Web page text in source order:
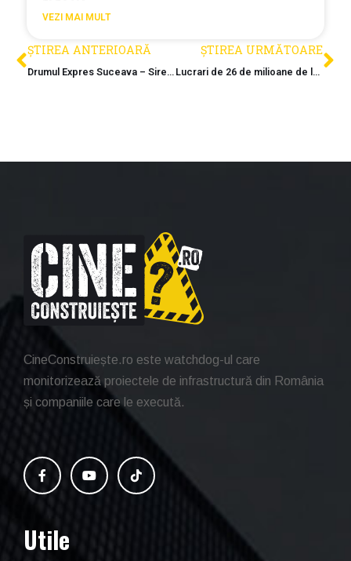
VEZI MAI MULT
ȘTIREA ANTERIOARĂ
Drumul Expres Suceava – Siret este deblocat complet. Cine a ramas castigator pe lotul 3?
ȘTIREA URMĂTOARE
Lucrari de 26 de milioane de lei autorizate pe segmentul CF Alesd – Frontiera Ungaria
CineConstruiește.ro este watchdog-ul care
monitorizează proiectele de infrastructură din România
și companiile care le execută.
Utile